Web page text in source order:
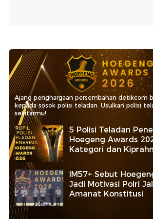
Ajang penghargaan persembahan detikcom
kepada sosok polisi teladan. Usulkan polisi
sekitarmu!
5 Polisi Teladan
Hoegeng Awards
Kategori dan
IM57+ Sebut
Jadi Motivasi Polri
Amanat Konstitusi